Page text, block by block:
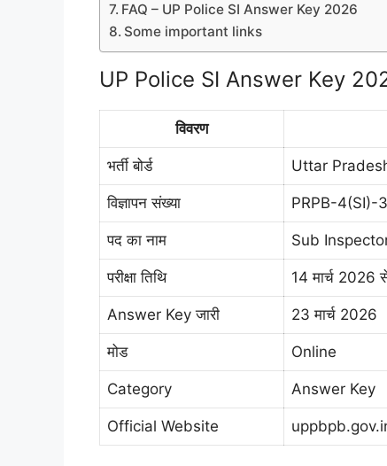
FAQ – UP Police SI Answer Key 2026
Some important links
UP Police SI Answer Key
विवरण
भर्ती बोर्ड Uttar
विज्ञापन संख्या PRPB-4(SI)-
पद का नाम Sub
परीक्षा तिथि 14 मार्च 2026
Answer Key जारी 23 मार्च 2026
मोड Online
Category Answer Key
Official Website